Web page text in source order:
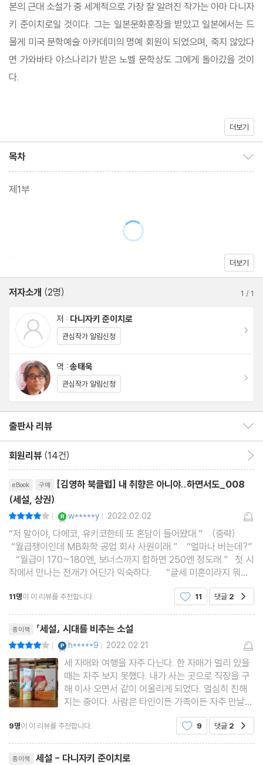
본의 근대 소설가 중 세계적으로 가장 잘 알려진 작가는 아마 다니자
키 준이치로일 것이다. 그는 일본문화훈장을 받았고 일본에서는 드
물게 미국 문학예술 아카데미의 명예 회원이 되었으며, 죽지 않았다
면 가와바타 야스나리가 받은 노벨 문학상도 그에게 돌아갔을 것이
다.
『세설』은 오사카의 몰락한 상류 계층의 네 자매 이야기, 특히 셋째인
유키코의 혼담을 중심으로 당시의 풍속을 잔잔하게 그리고 있다. 다
니자키 준이치로는 깊은 정과 상냥함을 드러내면서 기품을 지닌 간
사이 여성들의 사고방식과 생활 방식, 호흡법과 말투 등 여성들의 문
화를 소설이라는 구조 속에 처음으로 정착시키는 데 성공했다. 계절
으로 작품을 지탱하는 근간이 되는 데서도 이를 엿볼 수 있다. 관습
과 제도에 길든 인간의 자아와 다른 인간들과의 관계 속에서 일희일
비하는 등장인물의 마음이 마치 남의 것이 아닌 양 느껴진다. 유키코
가 하루빨리 결혼하기를 바라면서도 때 묻지 않은 〈영원한 여성〉으
로 남아 주기를 바라는 이중적인 마음도 마찬가지다. 〈위대한 예술
은 통속적이면서 또한 고급 문학이어야 한다〉라고 했던 다니자키를
통해 여성과 여성 문화의 요염하면서도 커다란 매력을 맛볼 수 있다.
더보기
목차
제1부
더보기
저자소개 (2명) 1 /1
저 : 다니자키 준이치로
관심작가 알림신청
역 : 송태욱
관심작가 알림신청
출판사 리뷰
회원리뷰 (14건)
eBook 구매
[김영하 북클럽] 내 취향은 아니야..하면서도_008
(세설, 상권)
| w*****y | 2022.02.02
“저 말이야, 다에코, 유키코한테 또 혼담이 들어왔대.” (중략)
“월급쟁이인데 MB화학 공업 회사 사원이래.” “얼마나 버는데?”
“월급이 170~180엔, 보너스까지 합하면 250엔 정도래.” 첫 시
작에서 만나는 전개가 어딘가 익숙하다. “글세 미혼이라지 뭐예
요, 여보! 아무렴요! 재산 많은 총각이요. 연수입이 사오천은 족히 된
대요. 우리 딸애들에
11명이 이 리뷰를 추천합니다. 11 댓글 2
종이책 『세설』 시대를 비추는 소설
| h*****9 | 2022.02.21
세 자매와 여행을 자주 다닌다. 한 자매가 멀리 있을
때는 자주 보지 못했다. 내가 사는 곳으로 직장을 구
해 이사 오면서 같이 어울리게 되었다. 열심히 친해
지는 중이다. 사람은 타인이든 가족이든 자주 만날수
록 가까워지는 거 같다. 함께 밥을 먹고 바닷가를 거
닐고 커피를 마시고 하루를 보냈다. 다음 여행을 기
약하며 헤어졌다. 자매들이 나오는 소설을 읽게 되
면 어쩐지 내 자
9명이 이 리뷰를 추천합니다. 9 댓글 2
종이책 세설 - 다니자키 준이치로